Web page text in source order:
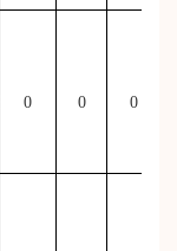
0 0 0